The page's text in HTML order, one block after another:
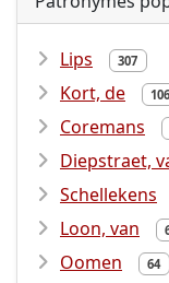
Lips 307
Kort, de 106
Coremans
Diepstraet,
Schellekens
Loon, van
Oomen 64